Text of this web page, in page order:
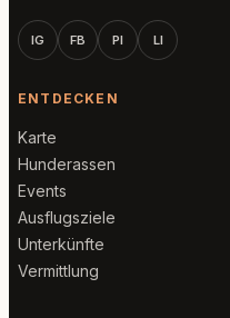
IG FB PI LI
ENTDECKEN
Karte
Hunderassen
Events
Ausflugsziele
Unterkünfte
Vermittlung